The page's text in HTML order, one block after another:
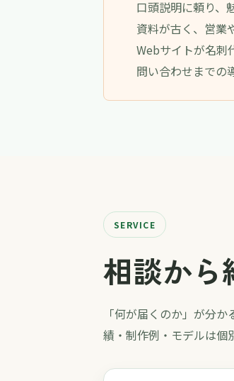
口頭説明に頼り、
資料が古く、営業
Webサイトが名刺
問い合わせまでの
SERVICE
相談から
「何が届くのか」が分
績・制作例・モデルは個